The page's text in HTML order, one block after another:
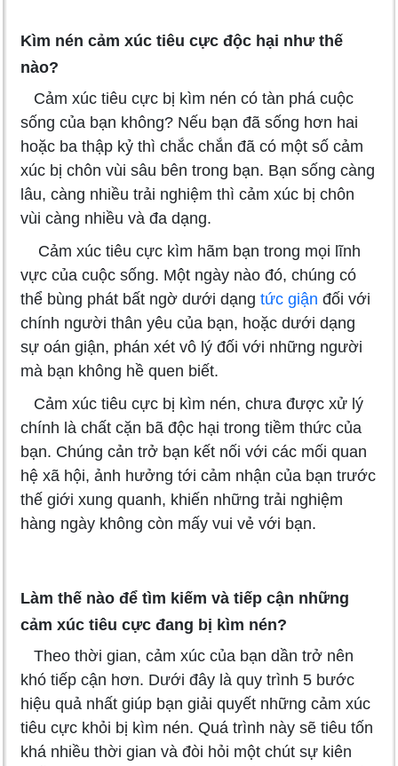
Kìm nén cảm xúc tiêu cực độc hại như thế
nào?
Cảm xúc tiêu cực bị kìm nén có tàn phá cuộc
sống của bạn không? Nếu bạn đã sống hơn hai
hoặc ba thập kỷ thì chắc chắn đã có một số cảm
xúc bị chôn vùi sâu bên trong bạn. Bạn sống càng
lâu, càng nhiều trải nghiệm thì cảm xúc bị chôn
vùi càng nhiều và đa dạng.
Cảm xúc tiêu cực kìm hãm bạn trong mọi lĩnh
vực của cuộc sống. Một ngày nào đó, chúng có
thể bùng phát bất ngờ dưới dạng tức giận đối với
chính người thân yêu của bạn, hoặc dưới dạng
sự oán giận, phán xét vô lý đối với những người
mà bạn không hề quen biết.
Cảm xúc tiêu cực bị kìm nén, chưa được xử lý
chính là chất cặn bã độc hại trong tiềm thức của
bạn. Chúng cản trở bạn kết nối với các mối quan
hệ xã hội, ảnh hưởng tới cảm nhận của bạn trước
thế giới xung quanh, khiến những trải nghiệm
hàng ngày không còn mấy vui vẻ với bạn.
Làm thế nào để tìm kiếm và tiếp cận những
cảm xúc tiêu cực đang bị kìm nén?
Theo thời gian, cảm xúc của bạn dần trở nên
khó tiếp cận hơn. Dưới đây là quy trình 5 bước
hiệu quả nhất giúp bạn giải quyết những cảm xúc
tiêu cực khỏi bị kìm nén. Quá trình này sẽ tiêu tốn
khá nhiều thời gian và đòi hỏi một chút sự kiên